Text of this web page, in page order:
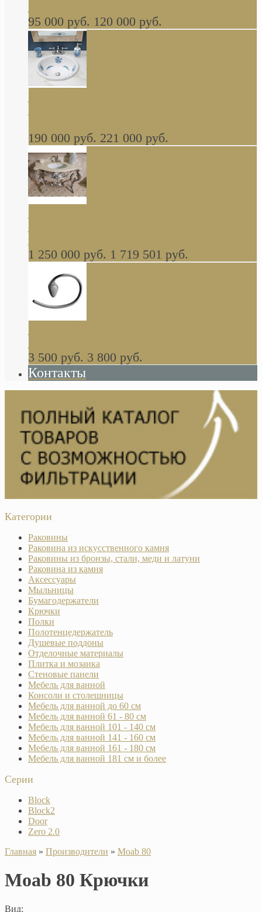
навесное КОМПЛЕКТ
95 000 руб. 120 000 руб.
Decorated Bathroom раковина овальная
встраиваемая для ванной с рисунком синяя
роза В НАЛИЧИИ
190 000 руб. 221 000 руб.
стиле барокко, из массива дерева, светло
коричневый матовый окрас + серебро
1 250 000 руб. 1 719 501 руб.
Khala Colombo аксессуары (серия) В
НАЛИЧИИ
3 500 руб. 3 800 руб.
Контакты
Категории
Раковины
Раковина из искусственного камня
Раковины из бронзы, стали, меди и латуни
Раковина из камня
Аксессуары
Мыльницы
Бумагодержатели
Крючки
Полки
Полотенцедержатель
Душевые поддоны
Отделочные материалы
Плитка и мозаика
Стеновые панели
Мебель для ванной
Консоли и столешницы
Мебель для ванной до 60 см
Мебель для ванной 61 - 80 см
Мебель для ванной 101 - 140 см
Мебель для ванной 141 - 160 см
Мебель для ванной 161 - 180 см
Мебель для ванной 181 см и более
Серии
Block
Block2
Door
Zero 2.0
Главная » Производители » Moab 80
Moab 80 Крючки
Вид: